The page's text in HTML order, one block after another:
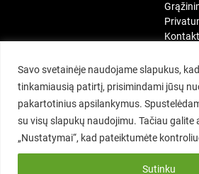
Savo svetainėje naudojame slapukus,
tinkamiausią patirtį, prisimindami jūsų
pakartotinius apsilankymus.
su visų slapukų naudojimu. Tačiau galite
„Nustatymai“, kad pateiktumėte
Sutinku
Paskyra
Siuntos sekimas
Mano paskyra
Įsimintini
Užsakymai
Adresai
MB
Tel.:
El. p.:
I-V: